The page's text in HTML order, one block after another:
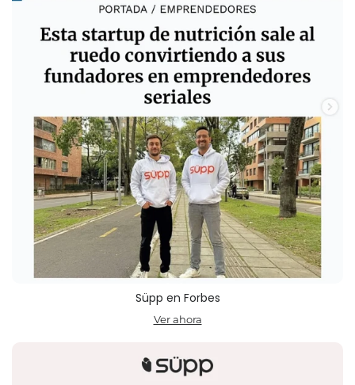
Süpp en Forbes
Ver ahora